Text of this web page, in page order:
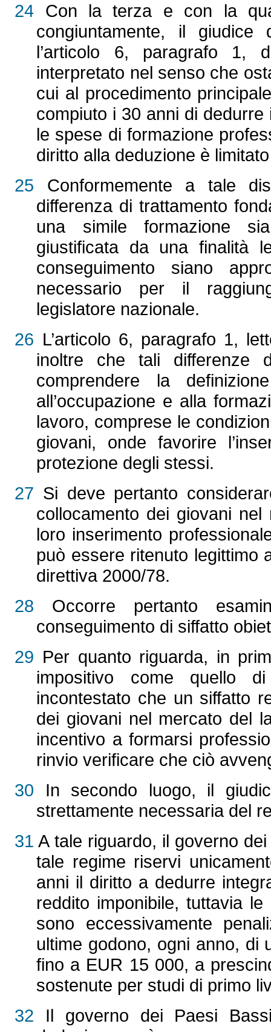
24 Con la terza e con la
congiuntamente, il giudice
l’articolo 6, paragrafo 1,
interpretato nel senso che
cui al procedimento
compiuto i 30 anni di
le spese di formazione
diritto alla deduzione è
25 Conformemente a tale
differenza di trattamento
una simile formazione
giustificata da una finalità
conseguimento siano
necessario per il
legislatore nazionale.
26 L’articolo 6, paragrafo 1,
inoltre che tali differenze
comprendere la
all’occupazione e alla
lavoro, comprese le
giovani, onde favorire
protezione degli stessi.
27 Si deve pertanto
collocamento dei giovani
loro inserimento
può essere ritenuto legittimo
direttiva 2000/78.
28 Occorre pertanto
conseguimento di siffatto
29 Per quanto riguarda, in
impositivo come quello
incontestato che un siffatto
dei giovani nel mercato del
incentivo a formarsi
rinvio verificare che ciò
30 In secondo luogo, il
strettamente necessaria del
31 A tale riguardo, il governo
tale regime riservi
anni il diritto a dedurre
reddito imponibile, tuttavia
sono eccessivamente
ultime godono, ogni anno, di
fino a EUR 15 000, a
sostenute per studi di primo
32 Il governo dei Paesi